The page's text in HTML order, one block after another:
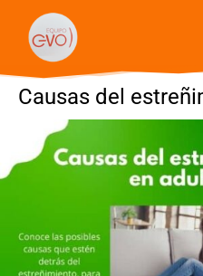
Causas del